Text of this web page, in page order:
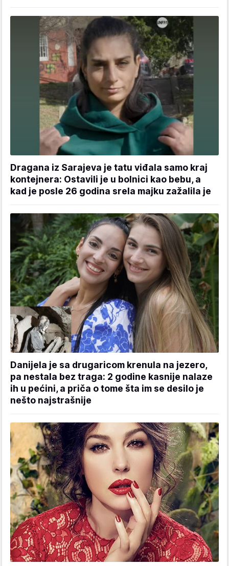
Dragana iz Sarajeva je tatu viđala samo kraj
kontejnera: Ostavili je u bolnici kao bebu, a
kad je posle 26 godina srela majku zažalila je
Danijela je sa drugaricom krenula na jezero,
pa nestala bez traga: 2 godine kasnije nalaze
ih u pećini, a priča o tome šta im se desilo je
nešto najstrašnije